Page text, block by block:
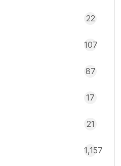
22
107
87
17
21
1,157